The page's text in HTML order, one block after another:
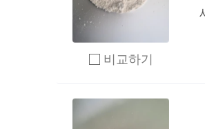
2개 이상 체크 후
비교하기